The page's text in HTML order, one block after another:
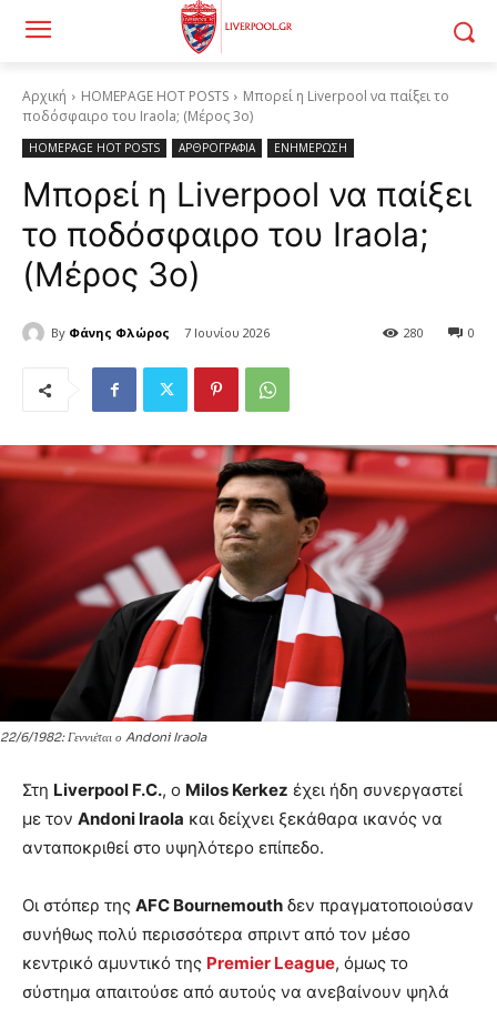
Αρχική HOMEPAGE HOT POSTS
Μπορεί η Liverpool να παίξει το
ποδόσφαιρο του Iraola; (Μέρος 3ο)
HOMEPAGE HOT POSTS ΑΡΘΡΟΓΡΑΦΙΑ ΕΝΗΜΕΡΩΣΗ
Μπορεί η Liverpool να παίξει
το ποδόσφαιρο του Iraola;
(Μέρος 3ο)
By Φάνης Φλώρος 7 Ιουνίου 2026 0
280
22/6/1982: Γεννιέται ο Andoni Iraola
Στη Liverpool F.C., ο Milos Kerkez έχει ήδη συνεργαστεί
με τον Andoni Iraola και δείχνει ξεκάθαρα ικανός να
ανταποκριθεί στο υψηλότερο επίπεδο.
Οι στόπερ της AFC Bournemouth δεν πραγματοποιούσαν
συνήθως πολύ περισσότερα σπριντ από τον μέσο
κεντρικό αμυντικό της Premier League, όμως το
σύστημα απαιτούσε από αυτούς να ανεβαίνουν ψηλά